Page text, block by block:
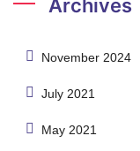
Archives
November 2024
July 2021
May 2021